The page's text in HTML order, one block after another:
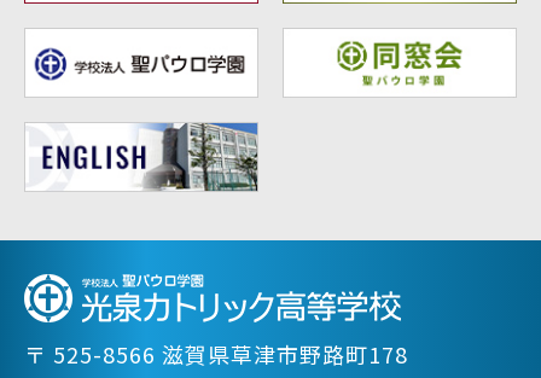
〒 525-8566 滋賀県草津市野路町178